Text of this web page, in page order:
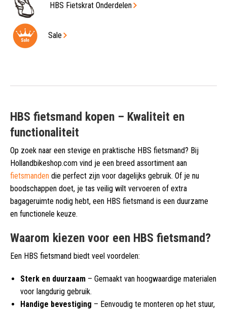
HBS Fietskrat Onderdelen
Sale
HBS fietsmand kopen – Kwaliteit en
functionaliteit
Op zoek naar een stevige en praktische HBS fietsmand? Bij
Hollandbikeshop.com vind je een breed assortiment aan
fietsmanden die perfect zijn voor dagelijks gebruik. Of je nu
boodschappen doet, je tas veilig wilt vervoeren of extra
bagageruimte nodig hebt, een HBS fietsmand is een duurzame
en functionele keuze.
Waarom kiezen voor een HBS fietsmand?
Een HBS fietsmand biedt veel voordelen:
Sterk en duurzaam – Gemaakt van hoogwaardige materialen
voor langdurig gebruik.
Handige bevestiging – Eenvoudig te monteren op het stuur,